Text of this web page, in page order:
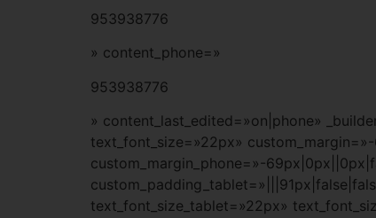
953938776
» content_phone=»
953938776
» content_last_edited=»on|phone»
text_font_size=»22px»
custom_margin_phone=»-
text_font_size_tablet=»22px»